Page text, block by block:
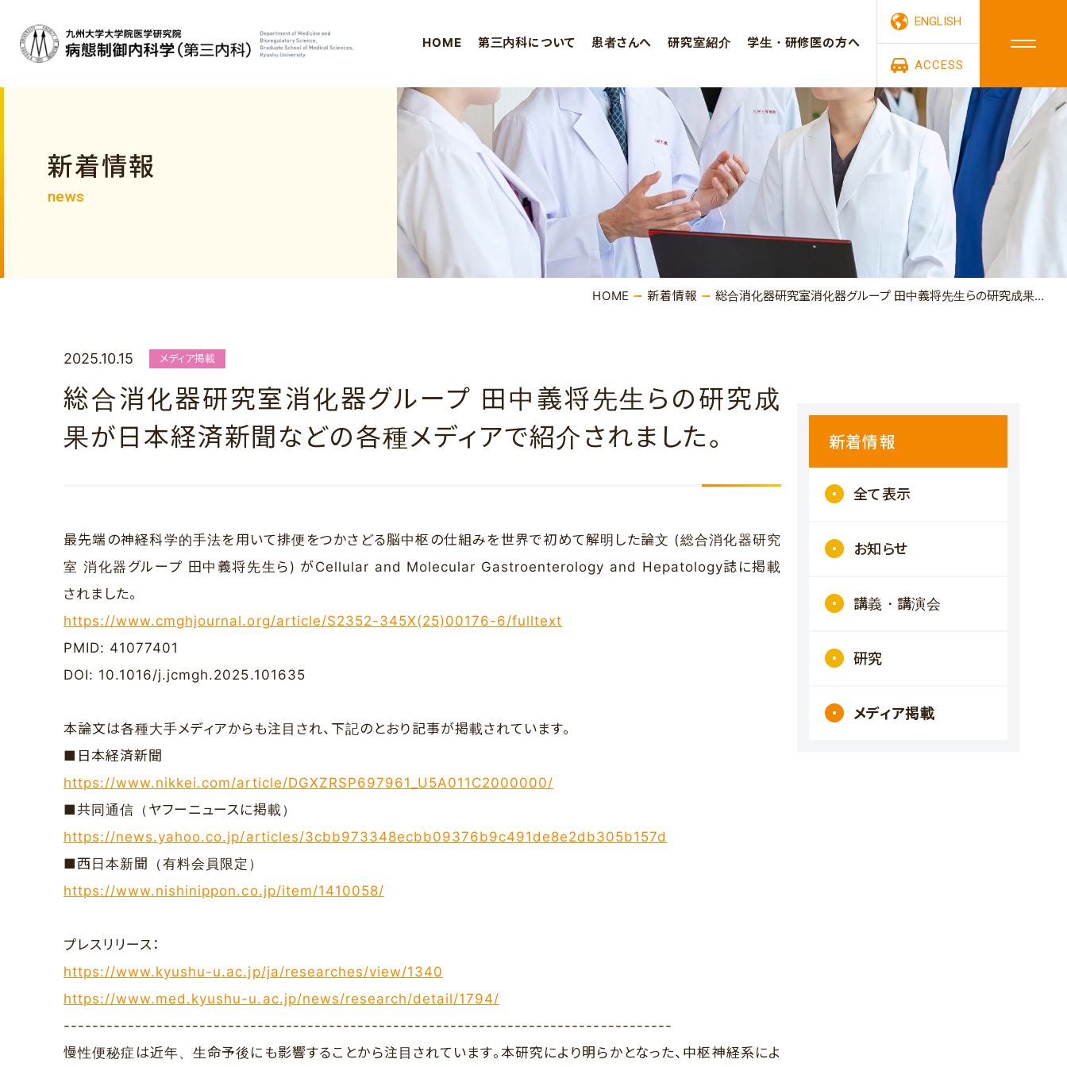
HOME 第三内科について 患者さんへ 研究室紹介 学生・研修医の方へ
ENGLISH
ACCESS
新着情報
news
HOME 新着情報 総合消化器研究室消化器グループ 田中義将先生らの研究成果が日本経済新聞などの各種メディアで紹介されました。
2025.10.15 メディア掲載
総合消化器研究室消化器グループ 田中義将先生らの研究成
果が日本経済新聞などの各種メディアで紹介されました。
最先端の神経科学的手法を用いて排便をつかさどる脳中枢の仕組みを世界で初めて解明した論文 (総合消化器研究
室 消化器グループ 田中義将先生ら) がCellular and Molecular Gastroenterology and Hepatology誌に掲載
されました。
https://www.cmghjournal.org/article/S2352-345X(25)00176-6/fulltext
PMID: 41077401
DOI: 10.1016/j.jcmgh.2025.101635
本論文は各種大手メディアからも注目され、下記のとおり記事が掲載されています。
■日本経済新聞
https://www.nikkei.com/article/DGXZRSP697961_U5A011C2000000/
■共同通信（ヤフーニュースに掲載）
https://news.yahoo.co.jp/articles/3cbb973348ecbb09376b9c491de8e2db305b157d
■西日本新聞（有料会員限定）
https://www.nishinippon.co.jp/item/1410058/
プレスリリース：
https://www.kyushu-u.ac.jp/ja/researches/view/1340
https://www.med.kyushu-u.ac.jp/news/research/detail/1794/
-------------------------------------------------------------------------------------
慢性便秘症は近年、生命予後にも影響することから注目されています。本研究により明らかとなった、中枢神経系によ
新着情報
全て表示
お知らせ
講義・講演会
研究
メディア掲載